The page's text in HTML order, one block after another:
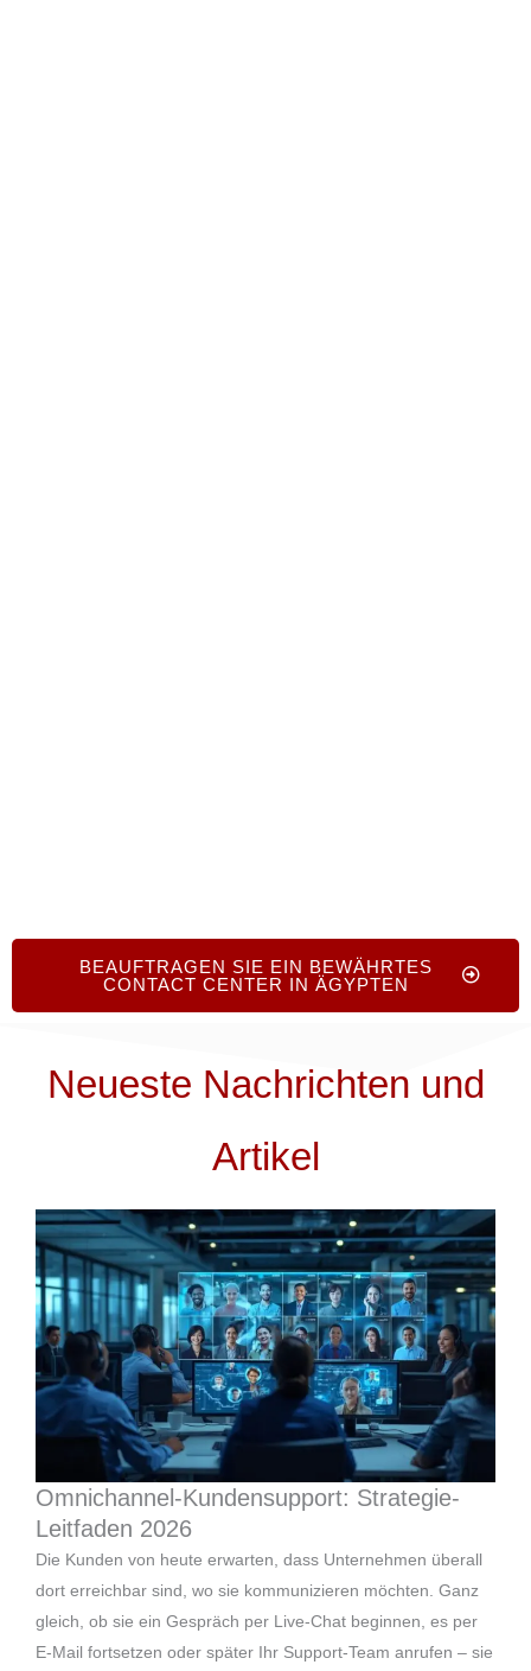
BEAUFTRAGEN SIE EIN BEWÄHRTES
CONTACT CENTER IN ÄGYPTEN
Neueste Nachrichten und
Artikel
Omnichannel-Kundensupport: Strategie-
Leitfaden 2026
Die Kunden von heute erwarten, dass Unternehmen überall
dort erreichbar sind, wo sie kommunizieren möchten. Ganz
gleich, ob sie ein Gespräch per Live-Chat beginnen, es per
E-Mail fortsetzen oder später Ihr Support-Team anrufen – sie